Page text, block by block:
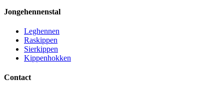
Jongehennenstal
Leghennen
Raskippen
Sierkippen
Kippenhokken
Contact